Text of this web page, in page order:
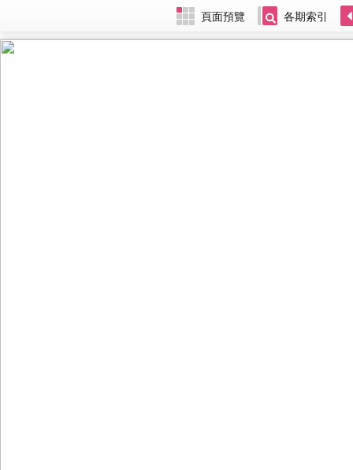
頁面預覽 各期索引